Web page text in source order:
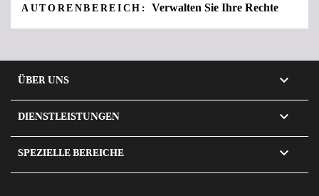
AUTORENBEREICH:Verwalten Sie Ihre Rechte
ÜBER UNS 
DIENSTLEISTUNGEN 
SPEZIELLE BEREICHE 